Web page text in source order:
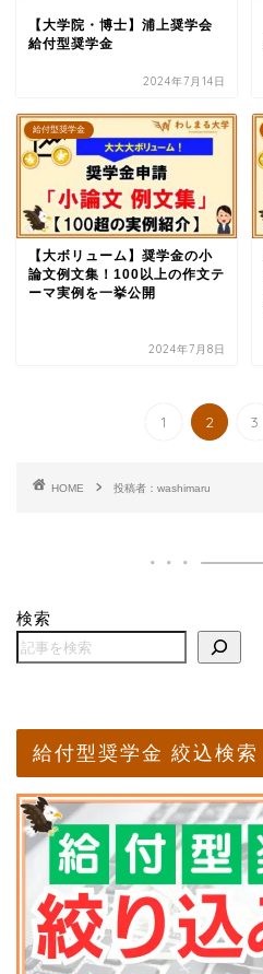
【大学院・博士】浦上奨学会
給付型奨学金
2024年7月14日
給付型奨学金
【大ボリューム】奨学金の小
論文例文集！100以上の作文テ
ーマ実例を一挙公開
2024年7月8日
1 2 3
HOME 投稿者：washimaru
検索
給付型奨学金 絞込検索